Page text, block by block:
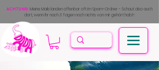
ACHTUNG:Meine Mails landen offenbar oft im Spam-Ordner - Schaut also auch
dort, wenn Ihr nach 3 Tagen noch nichts von mir gehört habt!